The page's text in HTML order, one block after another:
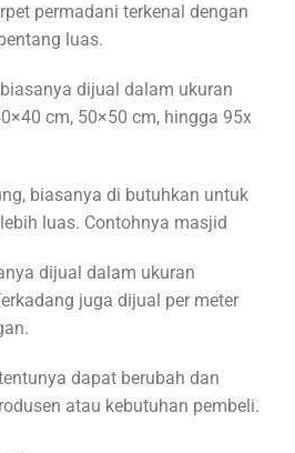
permadani terkenal dengan
luas.
dijual dalam ukuran
cm, 50×50 cm, hingga 95x
biasanya di butuhkan untuk
luas. Contohnya masjid
dijual dalam ukuran
juga dijual per meter
dapat berubah dan
atau kebutuhan pembeli.